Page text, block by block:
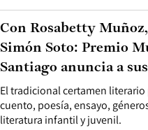
El tradicional certamen
cuento, poesía, ensayo,
literatura infantil y juvenil.
Con Rosabetty
Simón Soto: Premio
Santiago anuncia a